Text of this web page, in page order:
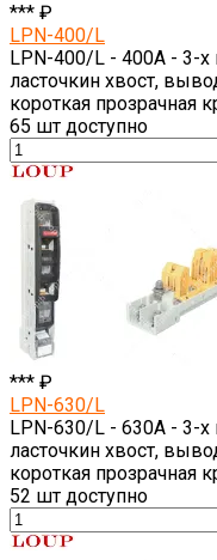
*** ₽
LPN-400/L
LPN-400/L - 400A - 3-
ласточкин хвост,
короткая
65 шт доступно
*** ₽
LPN-630/L
LPN-630/L - 630A - 3-
ласточкин хвост,
короткая
52 шт доступно